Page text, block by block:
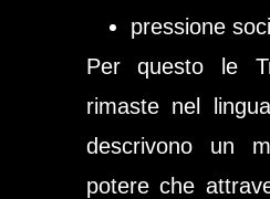
pressione
Per questo le
rimaste nel
descrivono un
potere che